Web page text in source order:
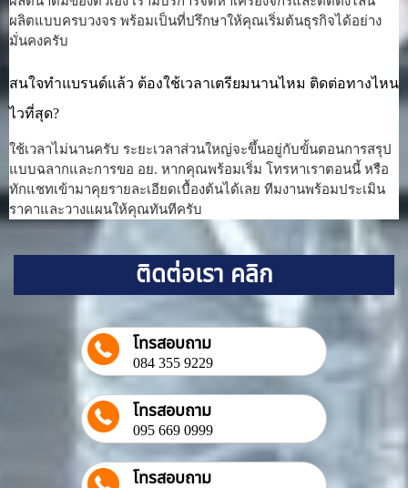
ผลิตแบบครบวงจร พร้อมเป็นที่ปรึกษาให้คุณเริ่มต้นธุรกิจได้อย่าง
มั่นคงครับ
สนใจทำแบรนด์แล้ว ต้องใช้เวลาเตรียมนานไหม ติดต่อทางไหน
ไวที่สุด?
ใช้เวลาไม่นานครับ ระยะเวลาส่วนใหญ่จะขึ้นอยู่กับขั้นตอนการสรุป
แบบฉลากและการขอ อย. หากคุณพร้อมเริ่ม โทรหาเราตอนนี้ หรือ
ทักแชทเข้ามาคุยรายละเอียดเบื้องต้นได้เลย ทีมงานพร้อมประเมิน
ราคาและวางแผนให้คุณทันทีครับ
ติดต่อเรา คลิก
โทรสอบถาม
084 355 9229
โทรสอบถาม
095 669 0999
โทรสอบถาม